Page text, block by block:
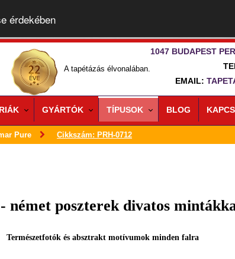
érdekében
A tapétázás élvonalában.
1047 BUDAPEST
EMAIL:
GYÁRTÓK TÍPUSOK BLOG
Pure Cikkszám: PRH-0712
német poszterek divatos
Természetfotók és absztrakt motívumok minden falra